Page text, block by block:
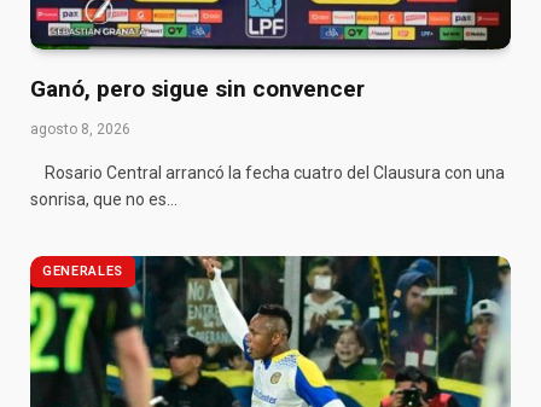
Ganó, pero sigue sin convencer
agosto 8, 2026
Rosario Central arrancó la fecha cuatro del Clausura con una
sonrisa, que no es…
GENERALES